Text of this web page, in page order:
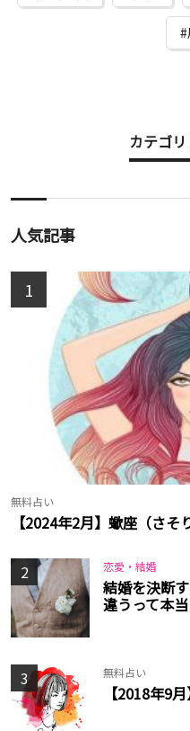
カテゴ
人気記事
1
無料占い
【2024年2月】蠍座（さそ
2 恋愛・結婚
結婚を決断
違うって本当
3 無料占い
【2018年9